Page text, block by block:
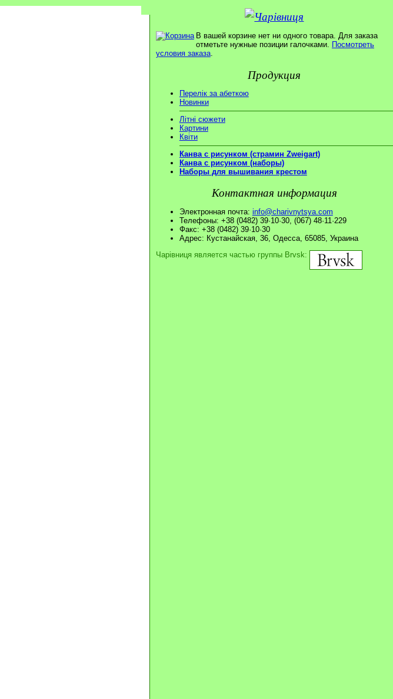
В вашей корзине нет ни одного товара. Для заказа
отметьте нужные позиции галочками. Посмотреть
условия заказа.
Продукция
Перелік за абеткою
Новинки
Літні сюжети
Картини
Квіти
Канва с рисунком (страмин Zweigart)
Канва с рисунком (наборы)
Наборы для вышивания крестом
Контактная информация
Электронная почта: info@charivnytsya.com
Телефоны: +38 (0482) 39·10·30, (067) 48·11·229
Факс: +38 (0482) 39·10·30
Адрес: Кустанайская, 36, Одесса, 65085, Украина
Чарівниця является частью группы Brvsk: